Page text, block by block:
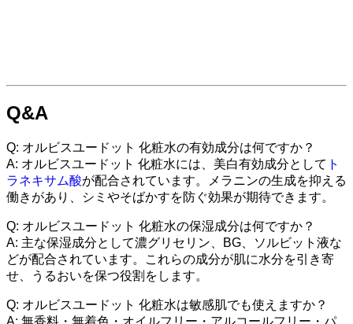
Q&A
Q: オルビスユードット 化粧水の有効成分は何ですか？
A: オルビスユードット 化粧水には、美白有効成分として ト
ラネキサム酸が配合されています。メラニンの生成を抑える
働きがあり、シミやそばかすを防ぐ効果が期待できます。
Q: オルビスユードット 化粧水の保湿成分は何ですか？
A: 主な保湿成分として濃グリセリン、BG、ソルビット液な
どが配合されています。これらの成分が肌に水分を引き寄
せ、うるおいを保つ役割をします。
Q: オルビスユードット 化粧水は敏感肌でも使えますか？
A: 無香料・無着色・オイルフリー・アルコールフリー・パ